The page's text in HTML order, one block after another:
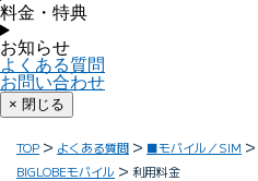
料金・特典
お知らせ
よくある質問
お問い合わせ
× 閉じる
TOP よくある質問 ■モバイル／SIM
BIGLOBEモバイル
利用料金